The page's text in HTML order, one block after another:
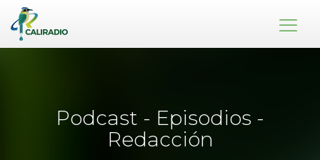
Podcast - Episodios -
Redacción